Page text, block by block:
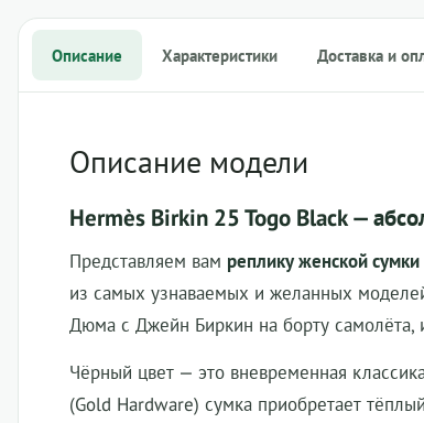
Описание Характеристики Доставка и
Описание модели
Hermès Birkin 25 Togo Black —
Представляем вам реплику женской
из самых узнаваемых и желанных
Дюма с Джейн Биркин на борту самолёта,
Чёрный цвет — это вневременная
(Gold Hardware) сумка приобретает